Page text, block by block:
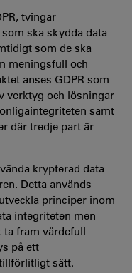
tvingar
ska skydda data
som de ska
meningsfull och
anses GDPR som
verktyg och lösningar
samt
där tredje part är
krypterad data
Detta används
principer inom
integriteten men
ta fram värdefull
på ett
sätt.